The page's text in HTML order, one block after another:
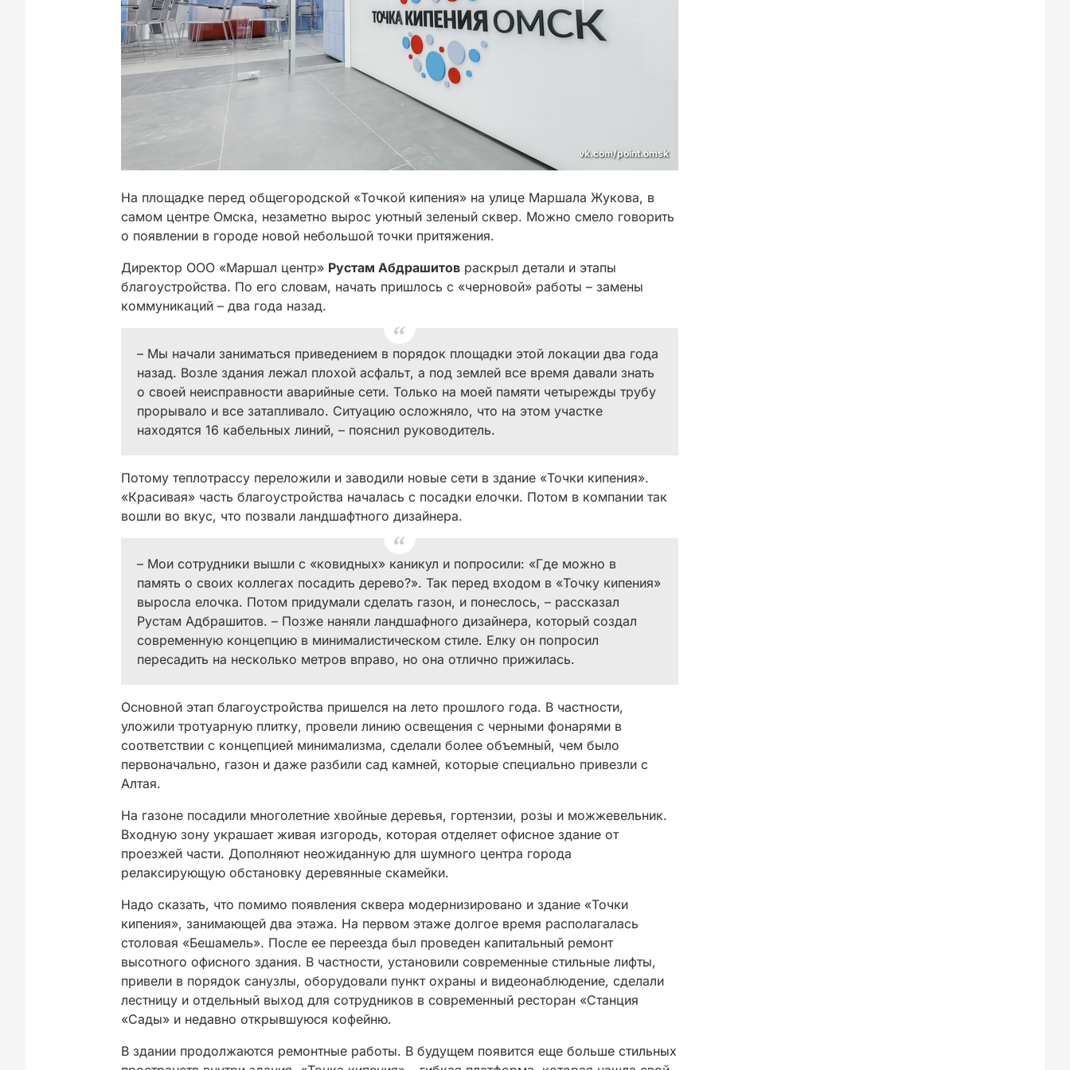
vk.com/point.omsk
На площадке перед общегородской «Точкой кипения» на улице Маршала Жукова, в
самом центре Омска, незаметно вырос уютный зеленый сквер. Можно смело говорить
о появлении в городе новой небольшой точки притяжения.
Директор ООО «Маршал центр» Рустам Абдрашитов раскрыл детали и этапы
благоустройства. По его словам, начать пришлось с «черновой» работы – замены
коммуникаций – два года назад.
– Мы начали заниматься приведением в порядок площадки этой локации два года
назад. Возле здания лежал плохой асфальт, а под землей все время давали знать
о своей неисправности аварийные сети. Только на моей памяти четырежды трубу
прорывало и все затапливало. Ситуацию осложняло, что на этом участке
находятся 16 кабельных линий, – пояснил руководитель.
Потому теплотрассу переложили и заводили новые сети в здание «Точки кипения».
«Красивая» часть благоустройства началась с посадки елочки. Потом в компании так
вошли во вкус, что позвали ландшафтного дизайнера.
– Мои сотрудники вышли с «ковидных» каникул и попросили: «Где можно в
память о своих коллегах посадить дерево?». Так перед входом в «Точку кипения»
выросла елочка. Потом придумали сделать газон, и понеслось, – рассказал
Рустам Адбрашитов. – Позже наняли ландшафного дизайнера, который создал
современную концепцию в минималистическом стиле. Елку он попросил
пересадить на несколько метров вправо, но она отлично прижилась.
Основной этап благоустройства пришелся на лето прошлого года. В частности,
уложили тротуарную плитку, провели линию освещения с черными фонарями в
соответствии с концепцией минимализма, сделали более объемный, чем было
первоначально, газон и даже разбили сад камней, которые специально привезли с
Алтая.
На газоне посадили многолетние хвойные деревья, гортензии, розы и можжевельник.
Входную зону украшает живая изгородь, которая отделяет офисное здание от
проезжей части. Дополняют неожиданную для шумного центра города
релаксирующую обстановку деревянные скамейки.
Надо сказать, что помимо появления сквера модернизировано и здание «Точки
кипения», занимающей два этажа. На первом этаже долгое время располагалась
столовая «Бешамель». После ее переезда был проведен капитальный ремонт
высотного офисного здания. В частности, установили современные стильные лифты,
привели в порядок санузлы, оборудовали пункт охраны и видеонаблюдение, сделали
лестницу и отдельный выход для сотрудников в современный ресторан «Станция
«Сады» и недавно открывшуюся кофейню.
В здании продолжаются ремонтные работы. В будущем появится еще больше стильных